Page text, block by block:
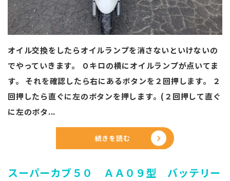
オイル交換をしたらオイルランプを消さないといけないの
でやっていきます。 ０キロの横にオイルランプが点いてま
す。 それを確認したら右にあるボタンを２回押します。 ２
回押したら直ぐに左のボタンを押します。(２回押して直ぐ
に左のボタ...
続きを読む
スーパーカブ５０ ＡＡ０９型 バッテリー